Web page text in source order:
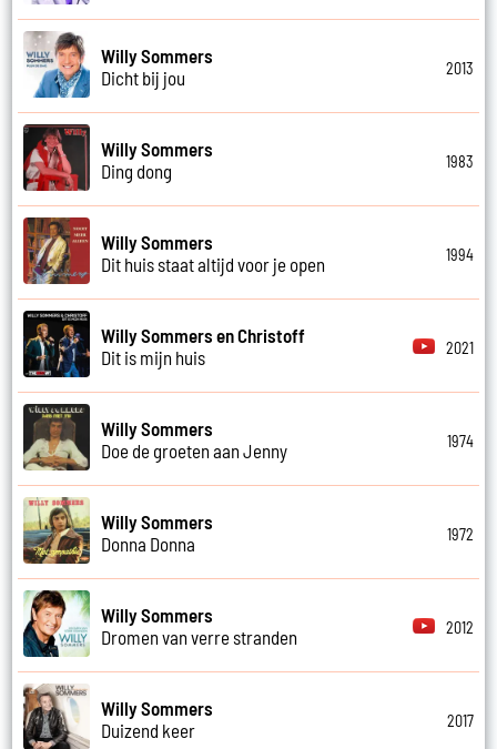
Willy Sommers
Dicht bij jou
2013
Willy Sommers
Ding dong
1983
Willy Sommers
Dit huis staat altijd voor je open
1994
Willy Sommers en Christoff
Dit is mijn huis
2021
Willy Sommers
Doe de groeten aan Jenny
1974
Willy Sommers
Donna Donna
1972
Willy Sommers
Dromen van verre stranden
2012
Willy Sommers
Duizend keer
2017